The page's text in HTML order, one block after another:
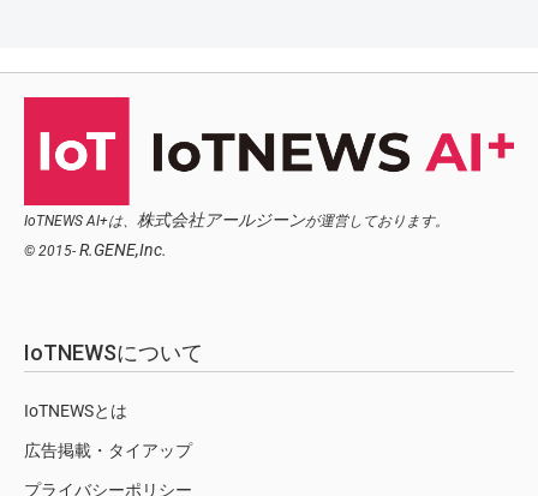
IoTNEWS AI+は、 株式会社アールジーンが運営しております。
© 2015- R.GENE,Inc.
IoTNEWSについて
IoTNEWSとは
広告掲載・タイアップ
プライバシーポリシー